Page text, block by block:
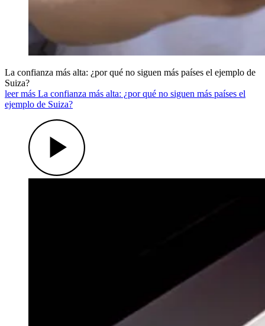
La confianza más alta: ¿por qué no siguen más países el ejemplo de
Suiza?
leer más La confianza más alta: ¿por qué no siguen más países el
ejemplo de Suiza?